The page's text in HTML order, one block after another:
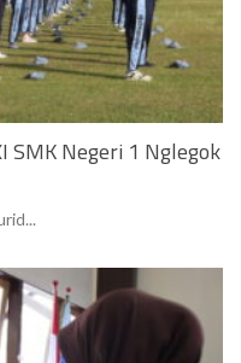
SMK Negeri 1 Nglegok